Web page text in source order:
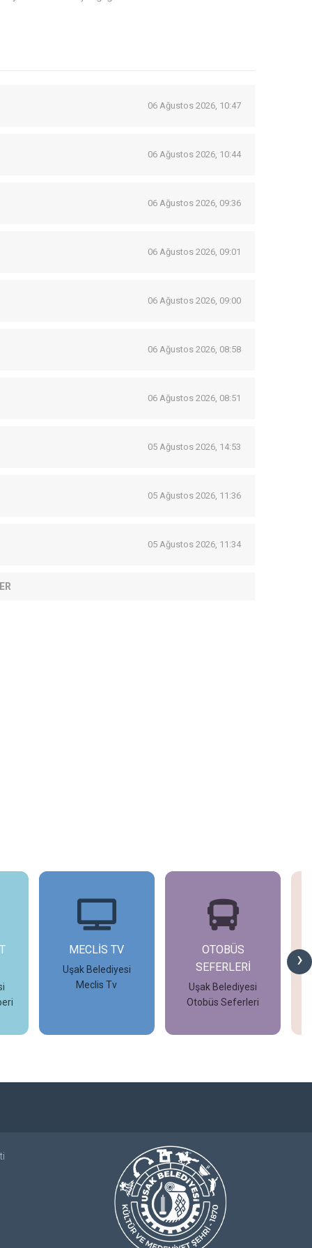
06 Ağustos 2026, 10:47
06 Ağustos 2026, 10:44
06 Ağustos 2026, 09:36
06 Ağustos 2026, 09:01
06 Ağustos 2026, 09:00
06 Ağustos 2026, 08:58
06 Ağustos 2026, 08:51
05 Ağustos 2026, 14:53
05 Ağustos 2026, 11:36
05 Ağustos 2026, 11:34
›
MECLİS TV
Uşak Belediyesi
Meclis Tv
OTOBÜS
SEFERLERİ
Uşak Belediyesi
Otobüs Seferleri